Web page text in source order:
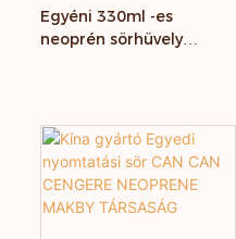
MOQ:100PCS
Egyéni 330ml -es
neoprén sörhüvely